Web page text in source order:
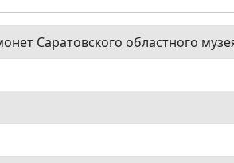
Саратовского областного